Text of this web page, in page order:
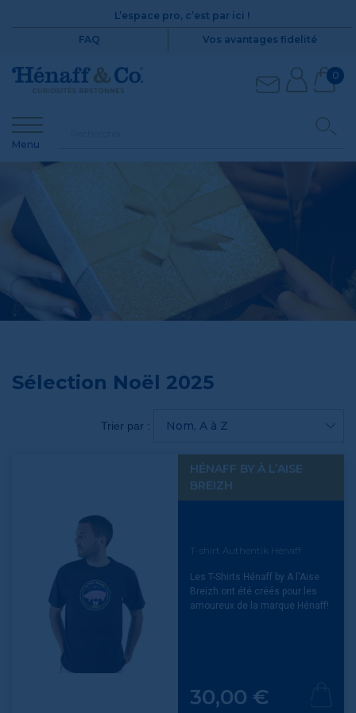
L’espace pro, c’est par ici !
FAQ
Vos avantages fidelité
0
Menu
Sélection Noël 2025
Trier par : Nom, A à Z
HÉNAFF BY À L’AISE
BREIZH
T-shirt Authentik Hénaff
Les T-Shirts Hénaff by A l'Aise
Breizh ont été créés pour les
amoureux de la marque Hénaff!
Prix
30,00 €